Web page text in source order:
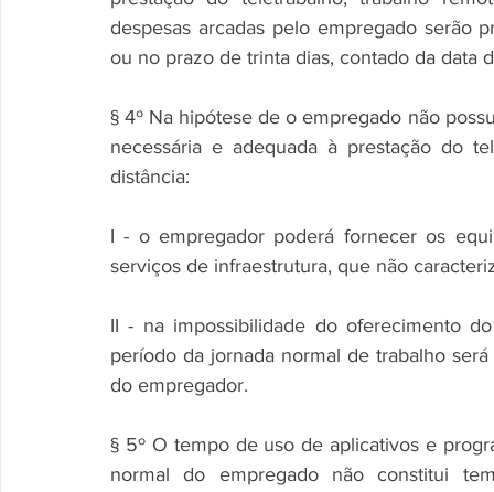
despesas arcadas pelo empregado serão
ou no prazo de trinta dias, contado da data
§ 4º Na hipótese de o empregado não
necessária e adequada à prestação do
distância:
I - o empregador poderá fornecer os
serviços de infraestrutura, que não
II - na impossibilidade do oferecimento
período da jornada normal de trabalho
do empregador.
§ 5º O tempo de uso de aplicativos e
normal do empregado não constitui